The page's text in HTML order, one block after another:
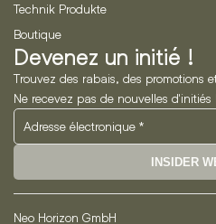
Technik Produkte
Boutique
Devenez un initié !
Trouvez des rabais, des promotions
Ne recevez pas de nouvelles d'initiés
INSIDER
Neo Horizon GmbH